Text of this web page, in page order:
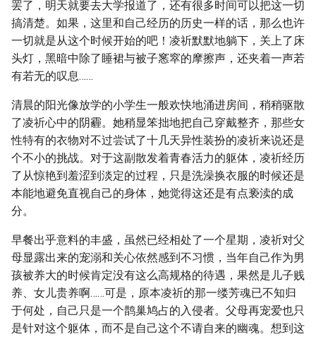
罢了，明天就要去大学报道了，还有很多时间可以把这一切
搞清楚。如果，这里和自己经历的历史一样的话，那么也许
一切就是从这个时候开始的吧！凌祈默默地躺下，关上了床
头灯，黑暗中除了睡裙与被子窸窣的摩擦声，还夹着一声若
有若无的叹息……
清晨的阳光像放学的小学生一般欢快地涌进房间，稍稍驱散
了凌祈心中的阴霾。她稍显笨拙地把自己穿戴整齐，那些女
性特有的衣物对不过尝试了十几天异性装扮的凌祈来说还是
个不小的挑战。对于这副散发着青春活力的躯体，凌祈经历
了从惊艳到羞涩到淡定的过程，只是洗澡换衣服的时候还是
本能地避免直视自己的身体，她觉得这还是有点亵渎的成
分。
早餐出乎意料的丰盛，虽然已经相处了一个星期，凌祈对父
母显露出来的宠溺和关心依然感到不习惯，当年自己作为男
孩被养大的时候肯定没有这么高规格的待遇，果然是儿子贱
养、女儿贵养啊……可是，原本凌祈的那一缕芳魂已不知归
于何处，自己只是一个鹊巢鸠占的入侵者。父母再宠爱也只
是针对这个躯体，而不是自己这个不请自来的幽魂。想到这